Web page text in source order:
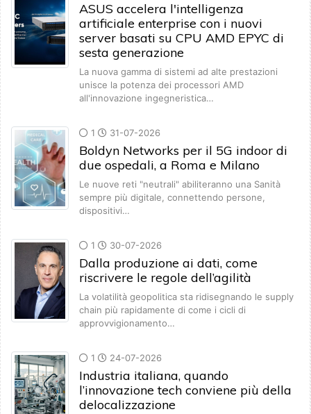
ASUS accelera l'intelligenza
artificiale enterprise con i nuovi
server basati su CPU AMD EPYC di
sesta generazione
La nuova gamma di sistemi ad alte prestazioni
unisce la potenza dei processori AMD
all'innovazione ingegneristica…
1 31-07-2026
Boldyn Networks per il 5G indoor di
due ospedali, a Roma e Milano
Le nuove reti "neutrali" abiliteranno una Sanità
sempre più digitale, connettendo persone,
dispositivi…
1 30-07-2026
Dalla produzione ai dati, come
riscrivere le regole dell’agilità
La volatilità geopolitica sta ridisegnando le supply
chain più rapidamente di come i cicli di
approvvigionamento…
1 24-07-2026
Industria italiana, quando
l’innovazione tech conviene più della
delocalizzazione